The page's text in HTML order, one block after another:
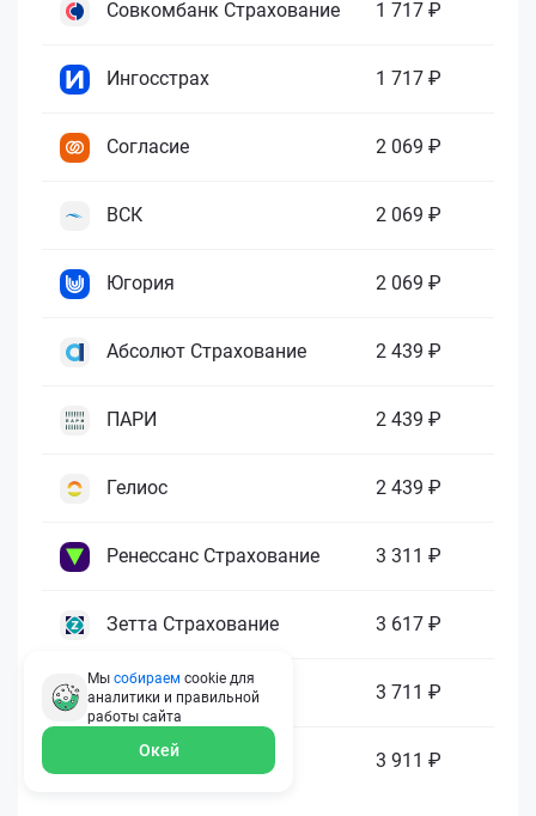
Совкомбанк Страхование 1 717 ₽
Ингосстрах 1 717 ₽
Согласие 2 069 ₽
ВСК 2 069 ₽
Югория 2 069 ₽
Абсолют Страхование 2 439 ₽
ПАРИ 2 439 ₽
Гелиос 2 439 ₽
Ренессанс Страхование 3 311 ₽
Зетта Страхование 3 617 ₽
ГАЙДЕ 3 711 ₽
МАКС 3 911 ₽
Мы собираем cookie для
аналитики и правильной
работы сайта
Окей